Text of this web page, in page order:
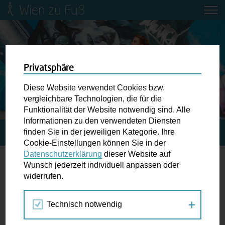
Wien zu Fuß
Mobilitätsbildung für Kinder und
Jugendliche
Ringstraße-Neugestaltung
Wiener Fußwegekarte
Newsletter abonnieren
Wunschbox
der Ampel ...
STARTSEITE SPAZIERGANG KALENDER
Lange Nacht der Praterstraße
Aug Sep
Privatsphäre
Diese Website verwendet Cookies bzw.
vergleichbare Technologien, die für die
Funktionalität der Website notwendig sind. Alle
Informationen zu den verwendeten Diensten
finden Sie in der jeweiligen Kategorie. Ihre
Cookie-Einstellungen können Sie in der
Datenschutzerklärung dieser Website auf
Wunsch jederzeit individuell anpassen oder
widerrufen.
Technisch notwendig